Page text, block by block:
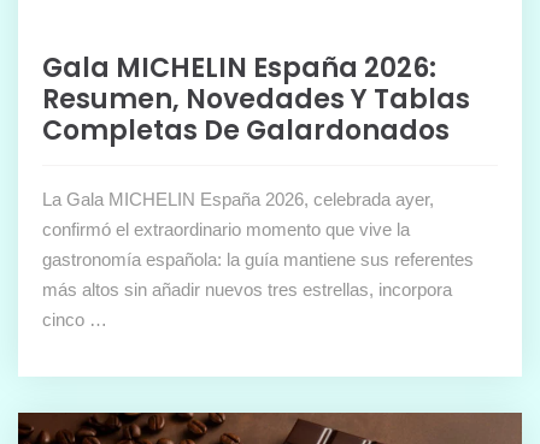
Gala MICHELIN España 2026:
Resumen, Novedades Y Tablas
Completas De Galardonados
La Gala MICHELIN España 2026, celebrada ayer,
confirmó el extraordinario momento que vive la
gastronomía española: la guía mantiene sus referentes
más altos sin añadir nuevos tres estrellas, incorpora
cinco …